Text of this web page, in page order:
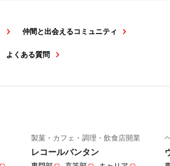
仲間と出会えるコミュニティ
よくある質問
製菓・カフェ・調理・飲食店開業
レコールバンタン